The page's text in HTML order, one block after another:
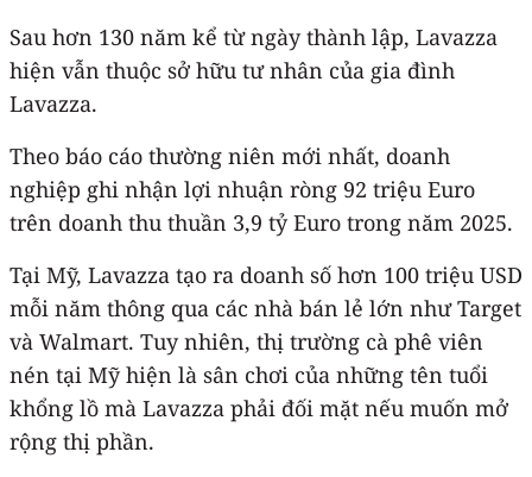
Sau hơn 130 năm kể từ ngày thành lập, Lavazza
hiện vẫn thuộc sở hữu tư nhân của gia đình
Lavazza.
Theo báo cáo thường niên mới nhất, doanh
nghiệp ghi nhận lợi nhuận ròng 92 triệu Euro
trên doanh thu thuần 3,9 tỷ Euro trong năm 2025.
Tại Mỹ, Lavazza tạo ra doanh số hơn 100 triệu USD
mỗi năm thông qua các nhà bán lẻ lớn như Target
và Walmart. Tuy nhiên, thị trường cà phê viên
nén tại Mỹ hiện là sân chơi của những tên tuổi
khổng lồ mà Lavazza phải đối mặt nếu muốn mở
rộng thị phần.